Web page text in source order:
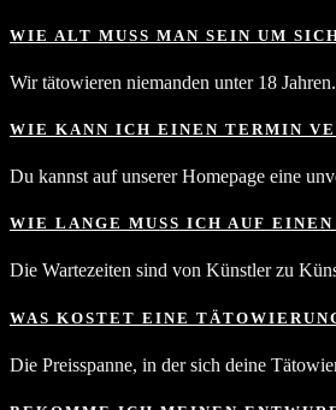
WIE ALT MUSS MAN SEIN UM
Wir tätowieren niemanden unter 18 Jahren.
WIE KANN ICH EINEN TERMIN
Du kannst auf unserer Homepage eine
WIE LANGE MUSS ICH AUF
Die Wartezeiten sind von Künstler zu
WAS KOSTET EINE
Die Preisspanne, in der sich deine